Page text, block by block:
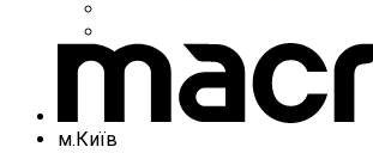
м.Київ